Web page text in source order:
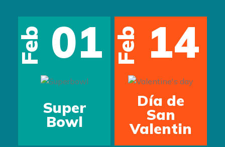
Feb 01
Super
Bowl
Feb 14
Día de
San
Valentin